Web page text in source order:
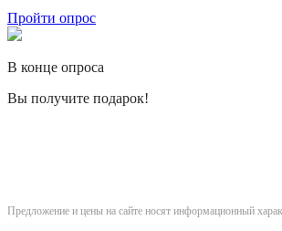
Пройти опрос
В конце опроса
Вы получите подарок!
Предложение и цены на сайте носят информационный